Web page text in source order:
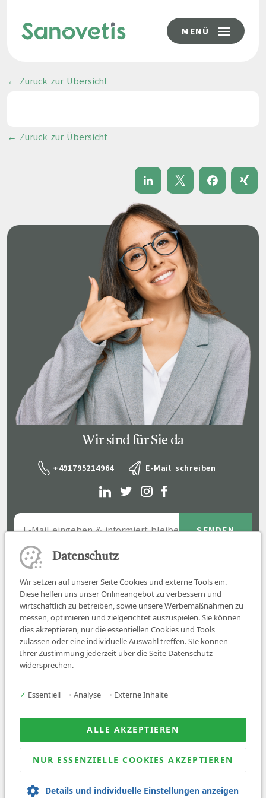
MENÜ
← Zurück zur Übersicht
← Zurück zur Übersicht
Wir sind für Sie da
+491795214964 E-Mail schreiben
Job finden
Über uns
News
© 2026 Sanovetis. All rights reserved.
Datenschutz
Wir setzen auf unserer Seite Cookies und externe Tools ein.
Diese helfen uns unser Onlineangebot zu verbessern und
wirtschaftlich zu betreiben, sowie unsere Werbemaßnahmen zu
messen, optimieren und zielgerichtet auszuspielen. Sie können
dies akzeptieren, nur die essentiellen Cookies und Tools
zulassen oder eine individuelle Auswahl treffen. SIe können
Ihrer Zustimmung jederzeit über die Seite Datenschutz
widersprechen.
✓ Essentiell • Analyse • Externe Inhalte
ALLE AKZEPTIEREN
NUR ESSENZIELLE COOKIES AKZEPTIEREN
Details und individuelle Einstellungen anzeigen